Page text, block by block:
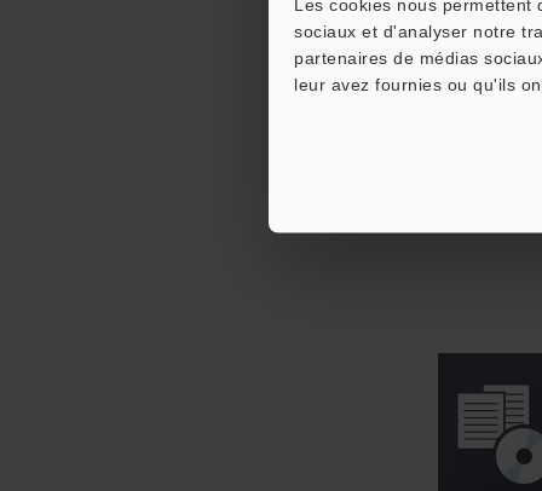
sociaux et d'analyser notre
partenaires de médias
leur avez fournies ou qu'ils